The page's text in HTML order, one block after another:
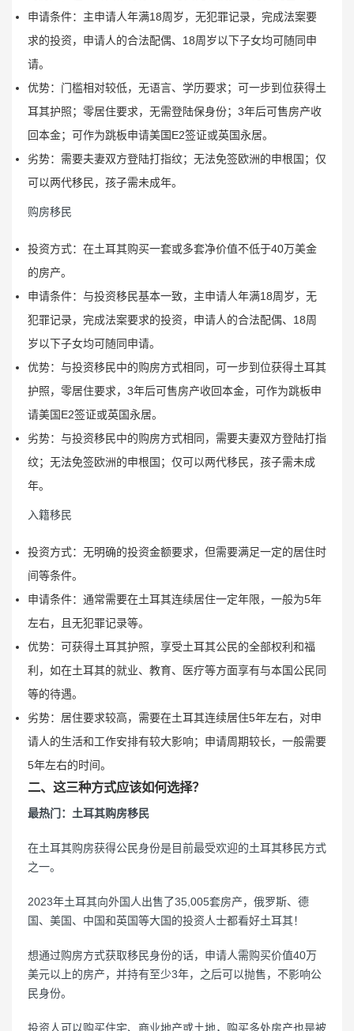
申请条件：主申请人年满18周岁，无犯罪记录，完成法案要
求的投资，申请人的合法配偶、18周岁以下子女均可随同申
请。
优势：门槛相对较低，无语言、学历要求；可一步到位获得土
耳其护照；零居住要求，无需登陆保身份；3年后可售房产收
回本金；可作为跳板申请美国E2签证或英国永居。
劣势：需要夫妻双方登陆打指纹；无法免签欧洲的申根国；仅
可以两代移民，孩子需未成年。
购房移民
投资方式：在土耳其购买一套或多套净价值不低于40万美金
的房产。
申请条件：与投资移民基本一致，主申请人年满18周岁，无
犯罪记录，完成法案要求的投资，申请人的合法配偶、18周
岁以下子女均可随同申请。
优势：与投资移民中的购房方式相同，可一步到位获得土耳其
护照，零居住要求，3年后可售房产收回本金，可作为跳板申
请美国E2签证或英国永居。
劣势：与投资移民中的购房方式相同，需要夫妻双方登陆打指
纹；无法免签欧洲的申根国；仅可以两代移民，孩子需未成
年。
入籍移民
投资方式：无明确的投资金额要求，但需要满足一定的居住时
间等条件。
申请条件：通常需要在土耳其连续居住一定年限，一般为5年
左右，且无犯罪记录等。
优势：可获得土耳其护照，享受土耳其公民的全部权利和福
利，如在土耳其的就业、教育、医疗等方面享有与本国公民同
等的待遇。
劣势：居住要求较高，需要在土耳其连续居住5年左右，对申
请人的生活和工作安排有较大影响；申请周期较长，一般需要
5年左右的时间。
二、这三种方式应该如何选择？
最热门：土耳其购房移民
在土耳其购房获得公民身份是目前最受欢迎的土耳其移民方式
之一。
2023年土耳其向外国人出售了35,005套房产，俄罗斯、德
国、美国、中国和英国等大国的投资人士都看好土耳其！
想通过购房方式获取移民身份的话，申请人需购买价值40万
美元以上的房产，并持有至少3年，之后可以抛售，不影响公
民身份。
投资人可以购买住宅、商业地产或土地，购买多处房产也是被